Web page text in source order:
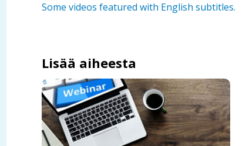
Some videos featured with English subtitles.
Lisää aiheesta